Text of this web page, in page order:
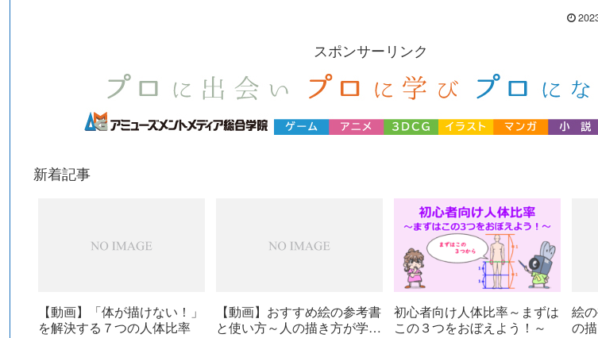
スポンサーリンク
新着記事
【動画】「体が描けない！」
を解決する７つの人体比率
【動画】おすすめ絵の参考書
と使い方～人の描き方が学べ
初心者向け人体比率～まずは
この３つをおぼえよう！～
絵
の